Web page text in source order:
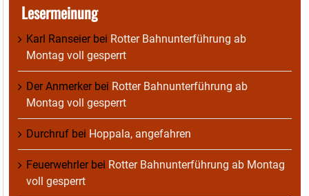
Lesermeinung
Karl Ranseierbei Rotter Bahnunterführung ab
Montag voll gesperrt
Der Anmerkerbei Rotter Bahnunterführung ab
Montag voll gesperrt
Durchruf bei Hoppala, angefahren
Feuerwehrlerbei Rotter Bahnunterführung ab Montag
voll gesperrt